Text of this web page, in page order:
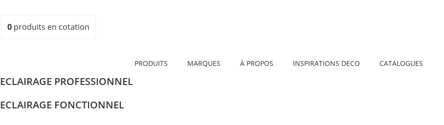
0 produits en cotation
PRODUITS MARQUES À PROPOS INSPIRATIONS DECO CATALOGUES
ECLAIRAGE PROFESSIONNEL
ECLAIRAGE FONCTIONNEL